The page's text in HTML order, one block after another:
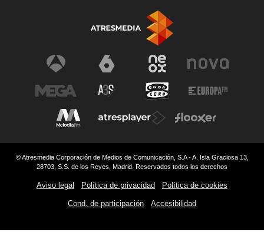
© Atresmedia Corporación de Medios de Comunicación, S.A - A. Isla Graciosa 13,
28703, S.S. de los Reyes, Madrid. Reservados todos los derechos
Aviso legal Política de privacidad Política de cookies
Cond. de participación Accesibilidad